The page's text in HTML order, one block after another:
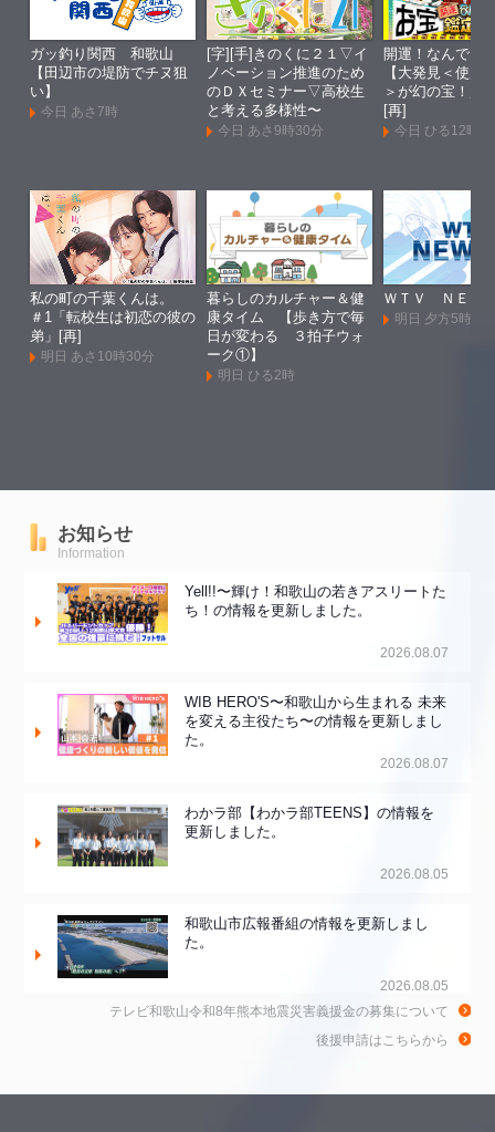
ガッ釣り関西 和歌山
【田辺市の堤防でチヌ狙
い】
今日 あさ7時
[字][手]きのくに２１▽イ
ノベーション推進のため
のＤＸセミナー▽高校生
と考える多様性〜
今日 あさ9時30分
開運！なんで
【大発見＜使用
＞が幻の宝！超
[再]
今日 ひる12時
私の町の千葉くんは。
＃1「転校生は初恋の彼の
弟」[再]
明日 あさ10時30分
暮らしのカルチャー＆健
康タイム 【歩き方で毎
日が変わる ３拍子ウォ
ーク①】
明日 ひる2時
ＷＴＶ ＮＥＷ
明日 夕方5時55
お知らせ
Information
Yell!!〜輝け！和歌山の若きアスリートた
ち！の情報を更新しました。
2026.08.07
WIB HERO'S〜和歌山から生まれる 未来
を変える主役たち〜の情報を更新しまし
た。
2026.08.07
わかラ部【わかラ部TEENS】の情報を
更新しました。
2026.08.05
和歌山市広報番組の情報を更新しまし
た。
2026.08.05
和歌山de乾杯！の情報を更新しました。
2026.08.04
テレビ和歌山令和8年熊本地震災害義援金の募集について
後援申請はこちらから